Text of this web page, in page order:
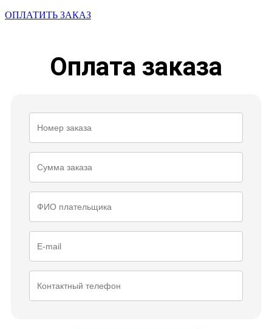
ОПЛАТИТЬ ЗАКАЗ
Оплата заказа